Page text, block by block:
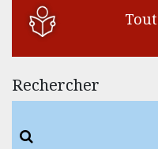
Rechercher